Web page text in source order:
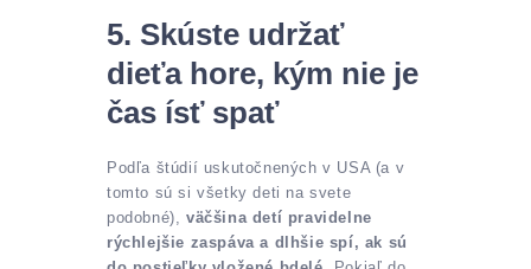
5. Skúste udržať
dieťa hore, kým nie je
čas ísť spať
Podľa štúdií uskutočnených v USA (a v
tomto sú si všetky deti na svete
podobné), väčšina detí pravidelne
rýchlejšie zaspáva a dlhšie spí, ak sú